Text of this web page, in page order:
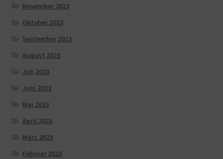
November 2023
Oktober 2023
September 2023
August 2023
Juli 2023
Juni 2023
Mai 2023
April 2023
März 2023
Februar 2023